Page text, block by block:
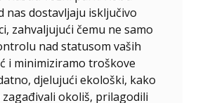
nas dostavljaju isključivo
zahvaljujući čemu ne samo
nad statusom vaših
i minimiziramo troškove
djelujući ekološki, kako
okoliš, prilagodili